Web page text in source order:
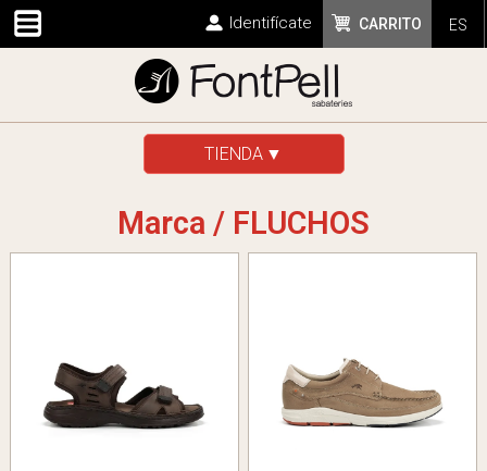
ES
CARRITO
Identifícate
TIENDA
Marca / FLUCHOS